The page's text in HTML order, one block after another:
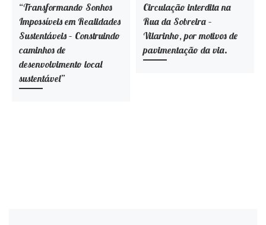
“Transformando Sonhos
Impossíveis em Realidades
Sustentáveis – Construindo
caminhos de
desenvolvimento local
sustentável”
Circulação interdita na
Rua da Sobreira –
Vilarinho, por motivos de
pavimentação da via.